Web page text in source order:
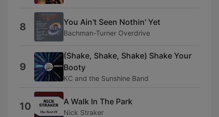
8 You Ain't Seen Nothin' Yet
Bachman-Turner Overdrive
9
(Shake, Shake, Shake) Shake Your
Booty
KC and the Sunshine Band
10 A Walk In The Park
Nick Straker